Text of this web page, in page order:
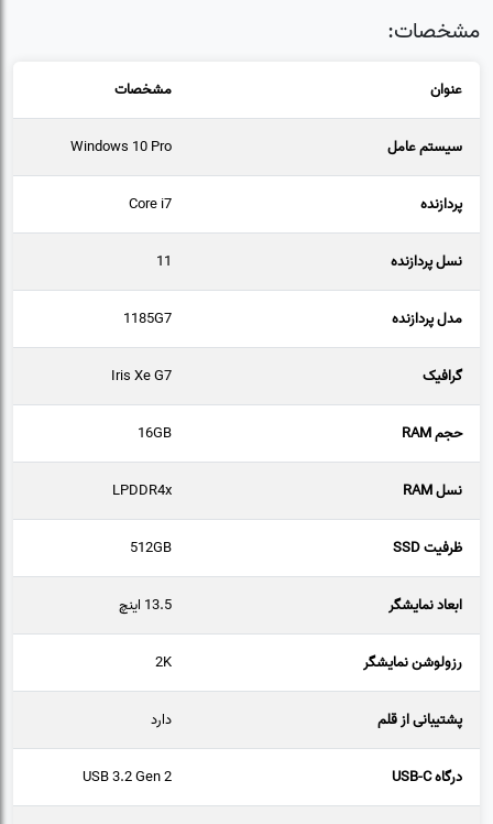
مشخصات:
عنوان مشخصات
سیستم عامل Windows 10 Pro
پردازنده Core i7
نسل پردازنده 11
مدل پردازنده 1185G7
گرافیک Iris Xe G7
حجم RAM 16GB
نسل RAM LPDDR4x
ظرفیت SSD 512GB
ابعاد نمایشگر 13.5 اینچ
رزولوشن نمایشگر 2K
پشتیبانی از قلم دارد
درگاه USB-C USB 3.2 Gen 2